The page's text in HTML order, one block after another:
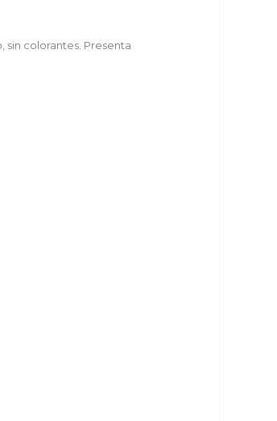
sin colorantes. Presenta